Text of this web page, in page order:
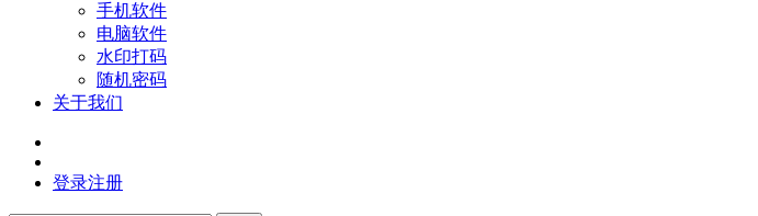
手机软件
电脑软件
水印打码
随机密码
关于我们
登录注册